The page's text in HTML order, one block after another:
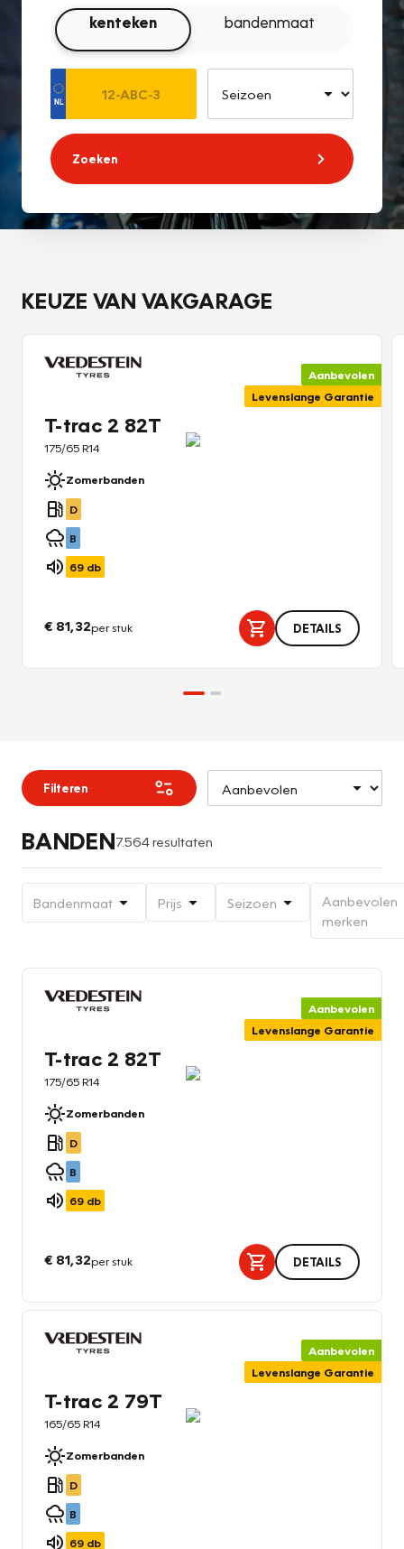
kenteken bandenmaat
Zoeken
KEUZE VAN VAKGARAGE
Aanbevolen
Levenslange Garantie
T-trac 2 82T
175/65 R14
Zomerbanden
D
B
69 db
€ 81,32per stuk DETAILS
Filteren
BANDEN7.564 resultaten
Bandenmaat Prijs Seizoen
Aanbevolen
merken
Aanbevolen
Levenslange Garantie
T-trac 2 82T
175/65 R14
Zomerbanden
D
B
69 db
€ 81,32per stuk DETAILS
Aanbevolen
Levenslange Garantie
T-trac 2 79T
165/65 R14
Zomerbanden
D
B
69 db